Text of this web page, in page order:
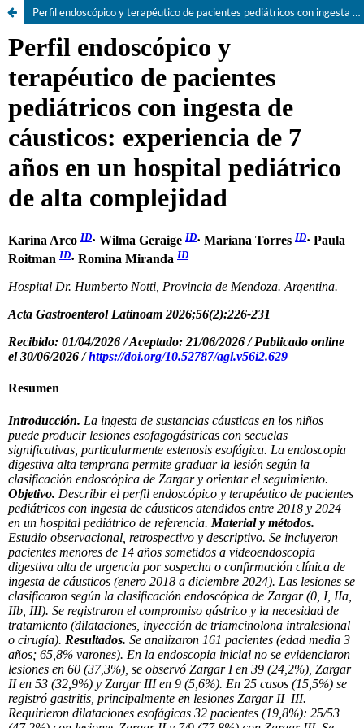
Perfil endoscópico y terapéutico de pacientes pediátricos con ingesta de cáusticos: experiencia de 7 años en un hospital pediátrico de alta complejidad